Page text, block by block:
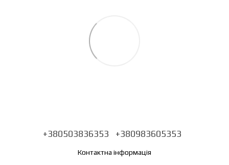
+380503836353 +380983605353
Контактна інформація